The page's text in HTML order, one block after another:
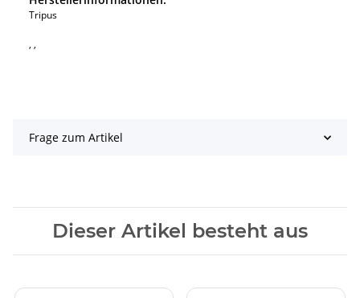
Tripus
, ,
Frage zum Artikel
Dieser Artikel besteht aus